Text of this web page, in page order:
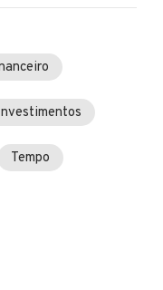
Tempo